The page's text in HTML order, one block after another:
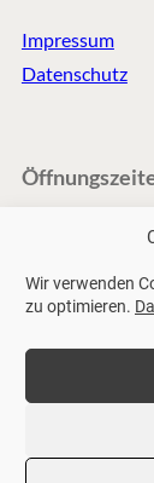
Wir verwenden
zu optimieren.
Impressum
Datenschutz
Mo – Fr: 8:00-
Sonntag nach
© 2025 Slim